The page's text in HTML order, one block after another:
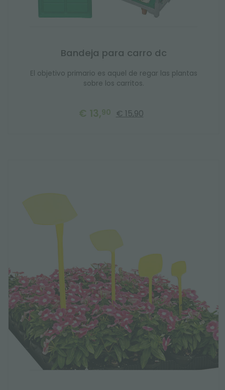
Bandeja para carro dc
El objetivo primario es aquel de regar las plantas
sobre los carritos.
€ 13,90 € 15,90